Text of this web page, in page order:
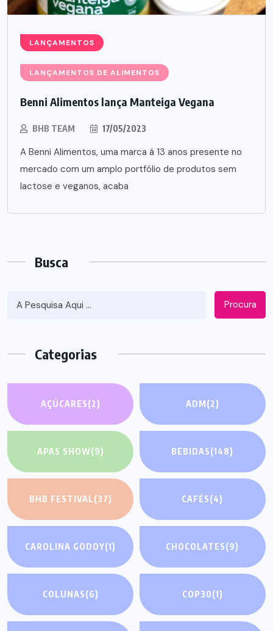
LANÇAMENTOS
LANÇAMENTOS DE ALIMENTOS
Benni Alimentos lança Manteiga Vegana
BHB TEAM 17/05/2023
A Benni Alimentos, uma marca á 13 anos presente no
mercado com um amplo portfólio de produtos sem
lactose e veganos, acaba
Busca
Procura
Categorias
AÇÚCARES(2) ADM(2)
APAS SHOW(9) BEBIDAS(148)
BHB FESTIVAL(37) CAFÉS(4)
CAROLINA GODOY(1) CHOCOLATES(9)
COLUNAS(6) COP30(1)